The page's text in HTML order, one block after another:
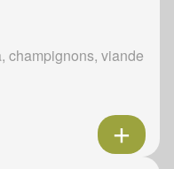
champignons, viande